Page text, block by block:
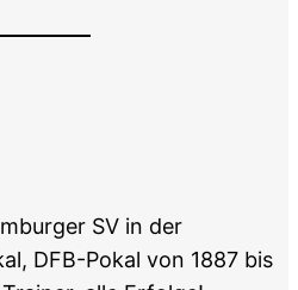
SV in der
DFB-Pokal von 1887 bis